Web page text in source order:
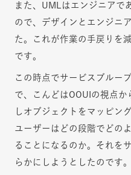
また、UMLはエンジニアで
ので、デザインとエンジニ
た。これが作業の手戻りを
です。
この時点でサービスブルー
で、こんどはOOUIの視点
しオブジェクトをマッピン
ユーザーはどの段階でどの
ることになるのか。それを
らかにしようとしたのです。